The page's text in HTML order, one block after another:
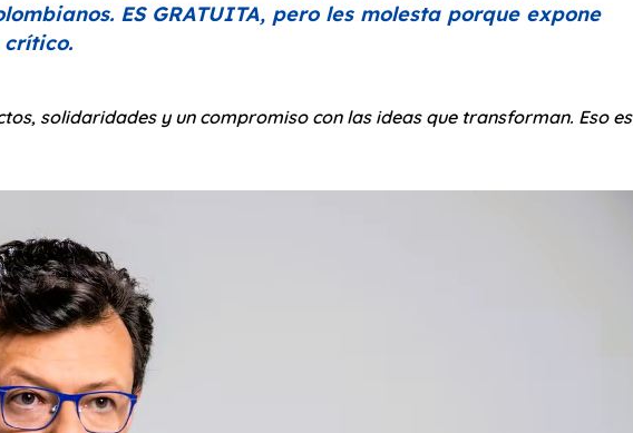
ES GRATUITA, pero les molesta porque expone
crítico.
solidaridades y un compromiso con las ideas que transforman. Eso es